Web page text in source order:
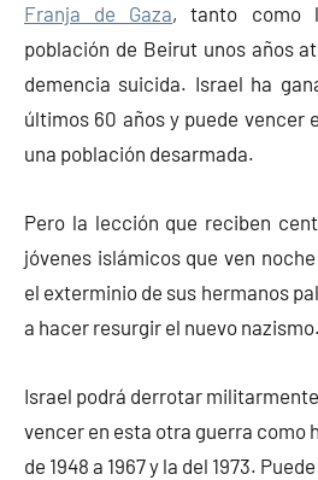
Franja de Gaza, tanto como
población de Beirut unos años
demencia suicida. Israel ha
últimos 60 años y puede vencer
una población desarmada.
Pero la lección que reciben
jóvenes islámicos que ven
el exterminio de sus hermanos
a hacer resurgir el nuevo nazismo.
Israel podrá derrotar
vencer en esta otra guerra como
de 1948 a 1967 y la del 1973.